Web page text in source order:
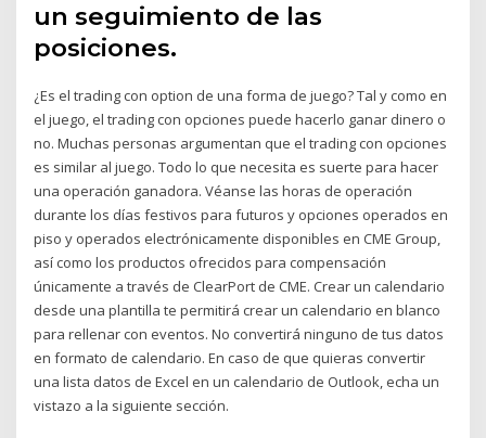
un seguimiento de las
posiciones.
¿Es el trading con option de una forma de juego? Tal y como en
el juego, el trading con opciones puede hacerlo ganar dinero o
no. Muchas personas argumentan que el trading con opciones
es similar al juego. Todo lo que necesita es suerte para hacer
una operación ganadora. Véanse las horas de operación
durante los días festivos para futuros y opciones operados en
piso y operados electrónicamente disponibles en CME Group,
así como los productos ofrecidos para compensación
únicamente a través de ClearPort de CME. Crear un calendario
desde una plantilla te permitirá crear un calendario en blanco
para rellenar con eventos. No convertirá ninguno de tus datos
en formato de calendario. En caso de que quieras convertir
una lista datos de Excel en un calendario de Outlook, echa un
vistazo a la siguiente sección.